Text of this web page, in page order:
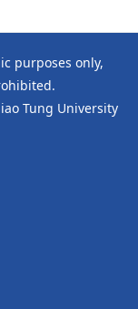
purposes only,
Tung University